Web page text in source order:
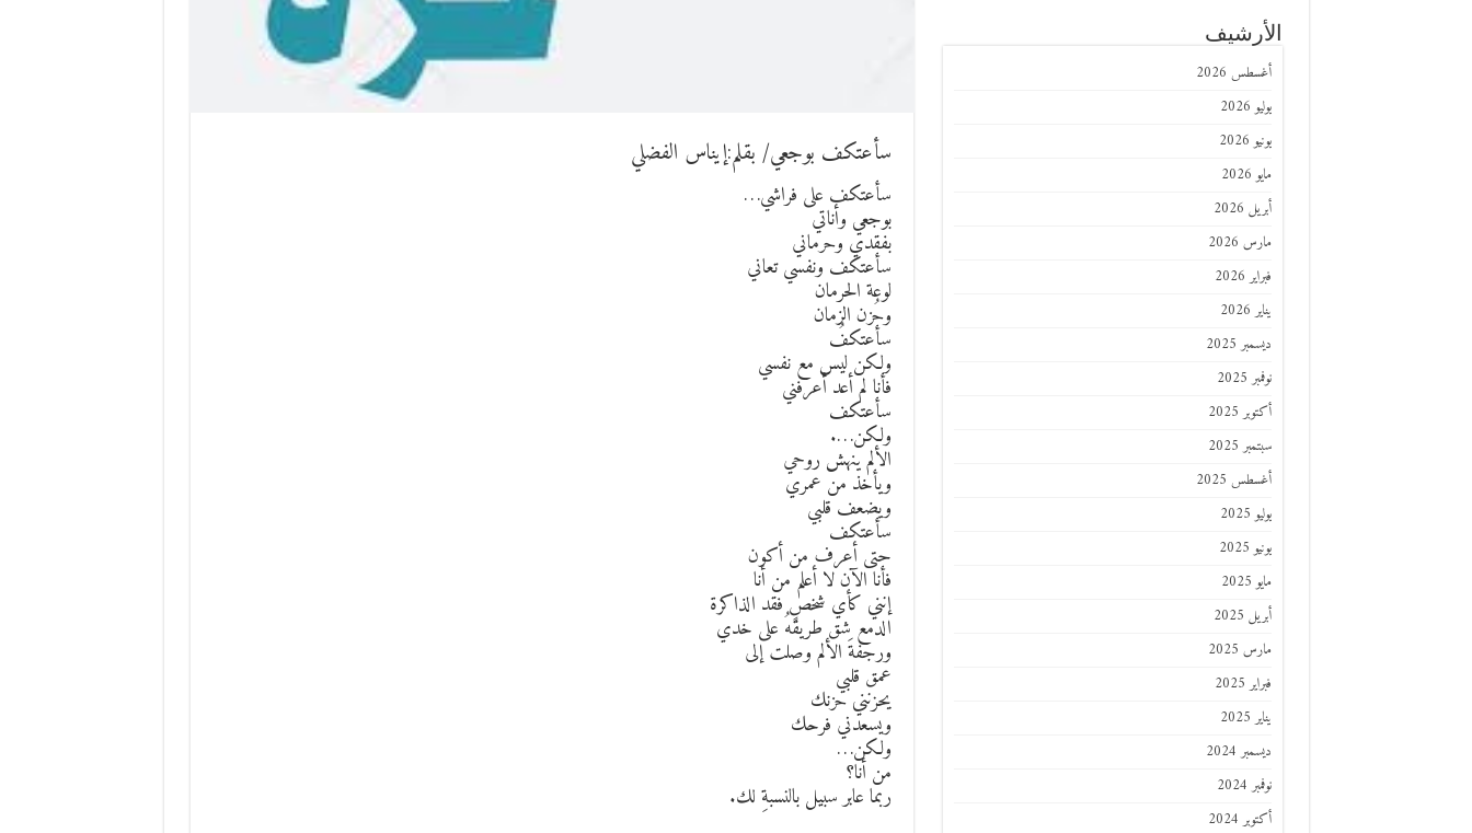
سأعتكف بوجعي/ بقلم:إيناس الفضلي
سأعتكف على فراشي…
بوجعي وأناتي
بفقدي وحرماني
سأعتكف ونفسي تعاني
لوعة الحرمان
وحُزن الزمان
سأعتكفُ
ولكن ليس مع نفسي
فأنا لم أعد أعرفني
سأعتكف
ولكن….
الألم ينهش روحي
ويأخذ من عمري
ويضعف قلبي
سأعتكف
حتى أعرف من أكون
فأنا الآن لا أعلم من أنا
إنني كأي شخصٍ فقد الذاكرة
الدمع شق طريقهُ على خدي
ورجفةَ الألم وصلت إلى
عمق قلبي
يحزنني حزنك
ويسعدني فرحك
ولكن…
من أنا؟
ربما عابر سبيل بالنسبةِ لك.
الأرشيف
أغسطس 2026
يوليو 2026
يونيو 2026
مايو 2026
أبريل 2026
مارس 2026
فبراير 2026
يناير 2026
ديسمبر 2025
نوفمبر 2025
أكتوبر 2025
سبتمبر 2025
أغسطس 2025
يوليو 2025
يونيو 2025
مايو 2025
أبريل 2025
مارس 2025
فبراير 2025
يناير 2025
ديسمبر 2024
نوفمبر 2024
أكتوبر 2024